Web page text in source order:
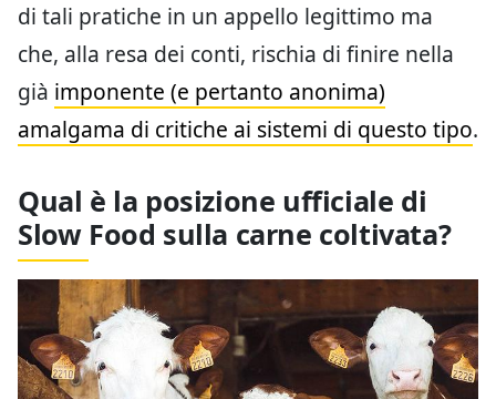
di tali pratiche in un appello legittimo ma
che, alla resa dei conti, rischia di finire nella
già imponente (e pertanto anonima)
amalgama di critiche ai sistemi di questo tipo.
Qual è la posizione ufficiale di
Slow Food sulla carne coltivata?